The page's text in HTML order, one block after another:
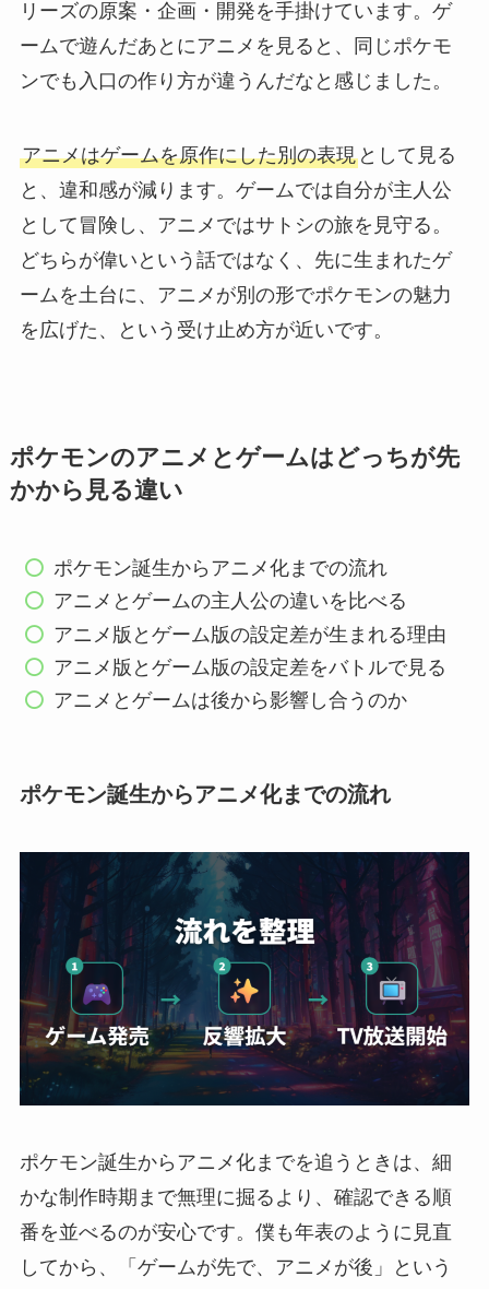
リーズの原案・企画・開発を手掛けています。ゲ
ームで遊んだあとにアニメを見ると、同じポケモ
ンでも入口の作り方が違うんだなと感じました。
アニメはゲームを原作にした別の表現として見る
と、違和感が減ります。ゲームでは自分が主人公
として冒険し、アニメではサトシの旅を見守る。
どちらが偉いという話ではなく、先に生まれたゲ
ームを土台に、アニメが別の形でポケモンの魅力
を広げた、という受け止め方が近いです。
ポケモンのアニメとゲームはどっちが先
かから見る違い
ポケモン誕生からアニメ化までの流れ
アニメとゲームの主人公の違いを比べる
アニメ版とゲーム版の設定差が生まれる理由
アニメ版とゲーム版の設定差をバトルで見る
アニメとゲームは後から影響し合うのか
ポケモン誕生からアニメ化までの流れ
ポケモン誕生からアニメ化までを追うときは、細
かな制作時期まで無理に掘るより、確認できる順
番を並べるのが安心です。僕も年表のように見直
してから、「ゲームが先で、アニメが後」という